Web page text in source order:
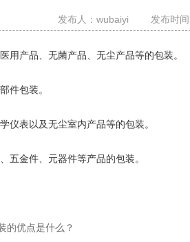
发布人： wubaiyi 发布时
用产品、无菌产品、无尘产品等的包装。
件包装。
仪表以及无尘室内产品等的包装。
五金件、元器件等产品的包装。
的优点是什么？